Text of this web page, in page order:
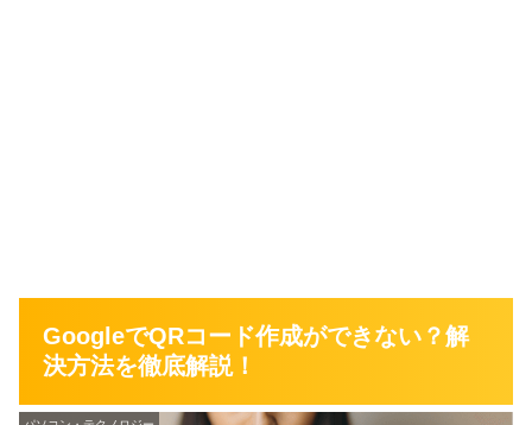
GoogleでQRコード作成ができない？解
決方法を徹底解説！